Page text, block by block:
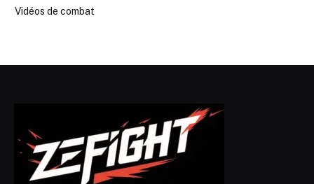
Vidéos de combat